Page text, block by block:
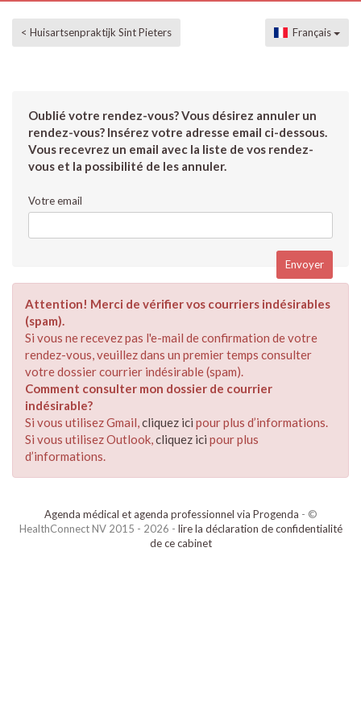
< Huisartsenpraktijk Sint Pieters Français
Oublié votre rendez-vous? Vous désirez annuler un
rendez-vous? Insérez votre adresse email ci-dessous.
Vous recevrez un email avec la liste de vos rendez-
vous et la possibilité de les annuler.
Votre email
Attention! Merci de vérifier vos courriers indésirables
(spam).
Si vous ne recevez pas l'e-mail de confirmation de votre
rendez-vous, veuillez dans un premier temps consulter
votre dossier courrier indésirable (spam).
Comment consulter mon dossier de courrier
indésirable?
Si vous utilisez Gmail,cliquez ici pour plus d’informations.
Si vous utilisez Outlook,cliquez ici pour plus
d’informations.
Agenda médical et agenda professionnel via Progenda - ©
HealthConnect NV 2015 - 2026 - lire la déclaration de confidentialité
de ce cabinet